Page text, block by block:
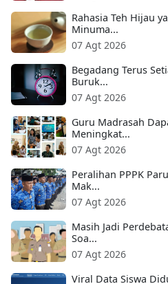
Rahasia Teh Hijau
Minuma...
07 Agt 2026
Begadang Terus
Buruk...
07 Agt 2026
Guru Madrasah
Meningkat...
07 Agt 2026
Peralihan PPPK
Mak...
07 Agt 2026
Masih Jadi
Soa...
07 Agt 2026
Viral Data Siswa